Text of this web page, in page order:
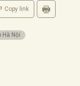
Copy link
Hà Nội